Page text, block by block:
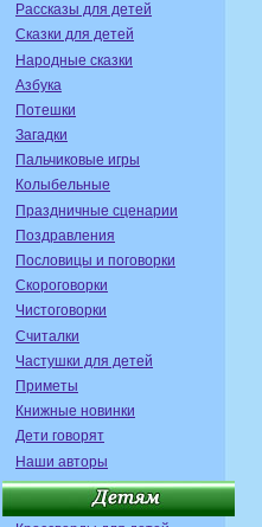
Рассказы для детей
Сказки для детей
Народные сказки
Азбука
Потешки
Загадки
Пальчиковые игры
Колыбельные
Праздничные сценарии
Поздравления
Пословицы и поговорки
Скороговорки
Чистоговорки
Считалки
Частушки для детей
Приметы
Книжные новинки
Дети говорят
Наши авторы